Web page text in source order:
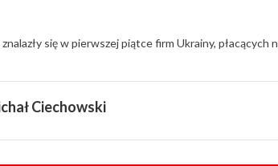
się w pierwszej piątce firm Ukrainy, płacących
Ciechowski